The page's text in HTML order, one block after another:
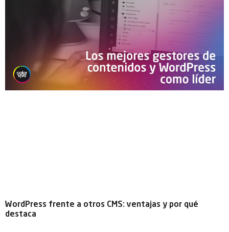
WordPress frente a otros CMS: ventajas y por qué
destaca